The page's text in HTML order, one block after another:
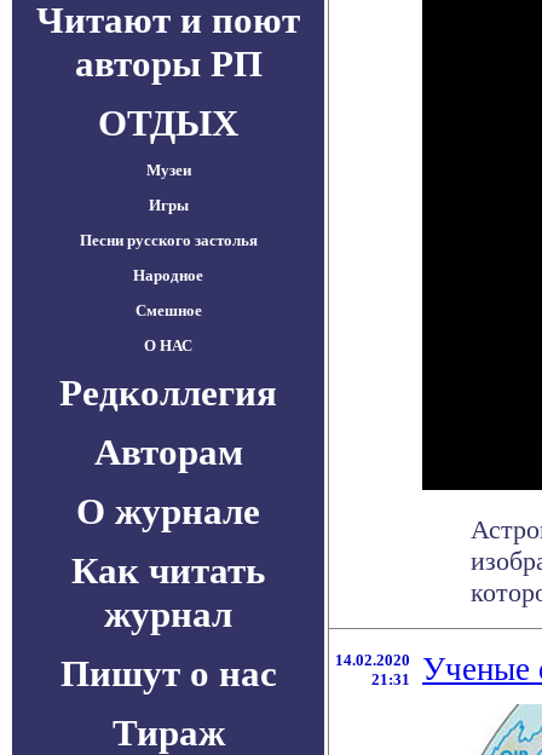
Читают и поют
авторы РП
ОТДЫХ
Музеи
Игры
Песни русского застолья
Народное
Смешное
О НАС
Редколлегия
Авторам
О журнале
Как читать
журнал
Пишут о нас
Тираж
14.02.2020
21:31
Ученые